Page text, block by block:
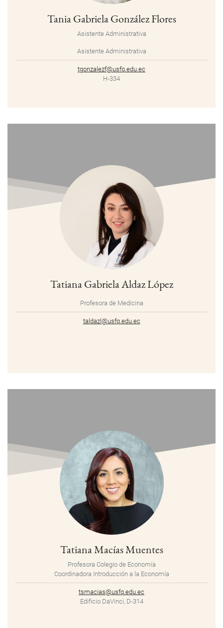
Tania Gabriela González Flores
Asistente Administrativa
Asistente Administrativa
tgonzalezf@usfq.edu.ec
H-334
Tatiana Gabriela Aldaz López
Profesora de Medicina
taldazl@usfq.edu.ec
Tatiana Macías Muentes
Profesora Colegio de Economía
Coordinadora Introducción a la Economía
tsmacias@usfq.edu.ec
Edificio DaVinci, D-314